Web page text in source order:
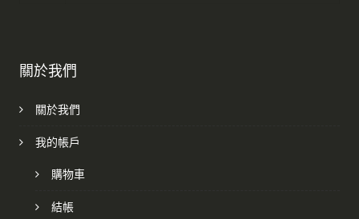
關於我們
關於我們
我的帳戶
購物車
結帳